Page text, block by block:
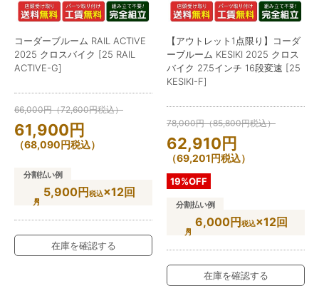
コーダーブルーム RAIL ACTIVE
2025 クロスバイク [25 RAIL
ACTIVE-G]
66,000円（72,600円税込）
61,900円
（68,090円税込）
分割払い例
5,900円税込×12回
在庫を確認する
【アウトレット1点限り】コーダ
ーブルーム KESIKI 2025 クロス
バイク 27.5インチ 16段変速 [25
KESIKI-F]
78,000円（85,800円税込）
62,910円
（69,201円税込）
19%OFF
分割払い例
6,000円税込×12回
在庫を確認する